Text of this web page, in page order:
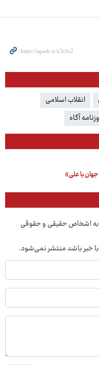
انقلاب اسلامی
آگاه
با علی»
به اشخاص حقیقی و حقوقی
با خبر باشد منتشر نمی‌شود.